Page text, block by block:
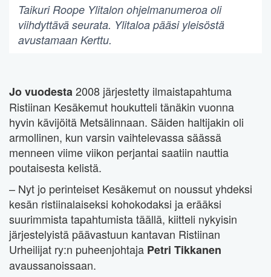
Taikuri Roope Ylitalon ohjelmanumeroa oli
viihdyttävä seurata. Ylitaloa pääsi yleisöstä
avustamaan Kerttu.
Jo vuodesta2008 järjestetty ilmaistapahtuma
Ristiinan Kesäkemut houkutteli tänäkin vuonna
hyvin kävijöitä Metsälinnaan. Säiden haltijakin oli
armollinen, kun varsin vaihtelevassa säässä
menneen viime viikon perjantai saatiin nauttia
poutaisesta kelistä.
– Nyt jo perinteiset Kesäkemut on noussut yhdeksi
kesän ristiinalaiseksi kohokodaksi ja erääksi
suurimmista tapahtumista täällä, kiitteli nykyisin
järjestelyistä päävastuun kantavan Ristiinan
Urheilijat ry:n puheenjohtaja Petri Tikkanen
avaussanoissaan.